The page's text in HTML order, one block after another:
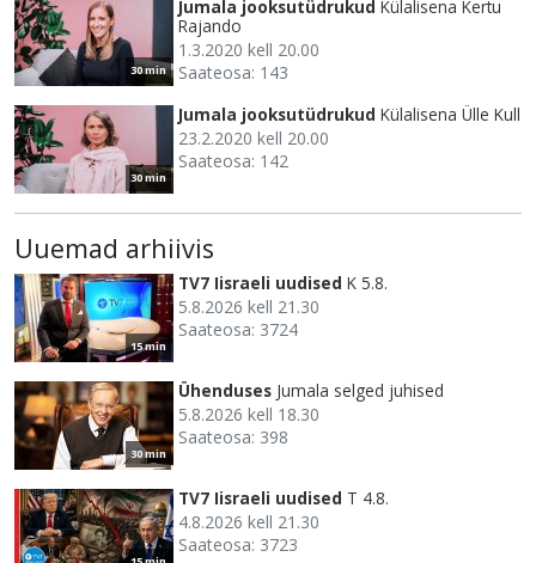
30 min
Jumala jooksutüdrukud Külalisena Kertu
Rajando
1.3.2020 kell 20.00
Saateosa: 143
30 min
Jumala jooksutüdrukud Külalisena Ülle Kull
23.2.2020 kell 20.00
Saateosa: 142
Uuemad arhiivis
15 min
TV7 Iisraeli uudised K 5.8.
5.8.2026 kell 21.30
Saateosa: 3724
30 min
Ühenduses Jumala selged juhised
5.8.2026 kell 18.30
Saateosa: 398
TV7 Iisraeli uudised T 4.8.
4.8.2026 kell 21.30
Saateosa: 3723